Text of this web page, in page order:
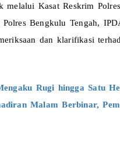
Kasat Reskrim
Bengkulu Tengah,
dan klarifikasi
Rugi hingga Satu
Malam Berbinar,